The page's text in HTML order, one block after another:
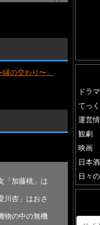
の交わり〜」
「加藤桃」は
川杏」はおさ
物の中の無機
ドラマ
てっ
運営
観劇
映画
日本酒
日々